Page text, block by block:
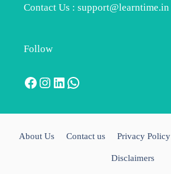
Contact Us : support@learntime.in
Follow
Facebook
Instagram
LinkedIn
WhatsApp
About Us Contact us Privacy Policy
Disclaimers